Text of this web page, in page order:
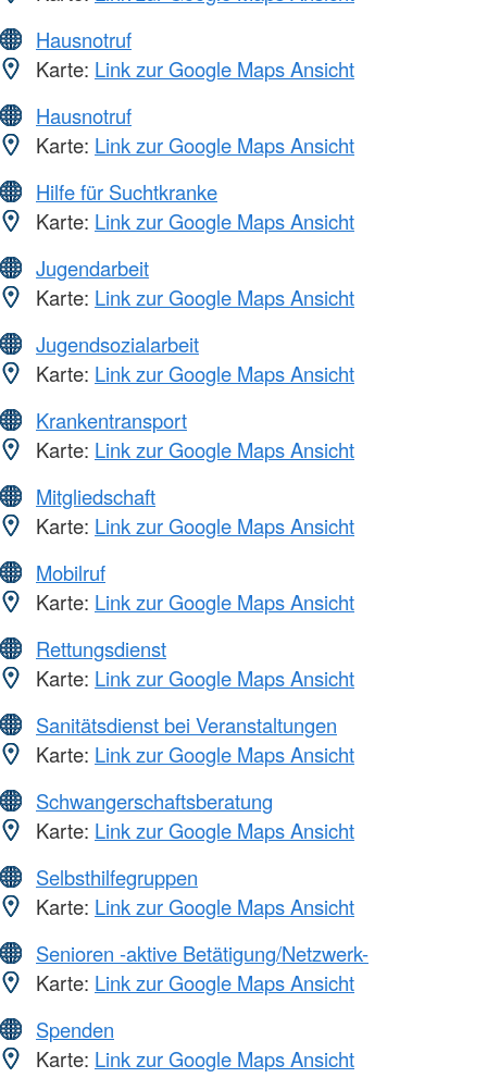
Hausnotruf
Karte: Link zur Google Maps Ansicht
Hausnotruf
Karte: Link zur Google Maps Ansicht
Hilfe für Suchtkranke
Karte: Link zur Google Maps Ansicht
Jugendarbeit
Karte: Link zur Google Maps Ansicht
Jugendsozialarbeit
Karte: Link zur Google Maps Ansicht
Krankentransport
Karte: Link zur Google Maps Ansicht
Mitgliedschaft
Karte: Link zur Google Maps Ansicht
Mobilruf
Karte: Link zur Google Maps Ansicht
Rettungsdienst
Karte: Link zur Google Maps Ansicht
Sanitätsdienst bei Veranstaltungen
Karte: Link zur Google Maps Ansicht
Schwangerschaftsberatung
Karte: Link zur Google Maps Ansicht
Selbsthilfegruppen
Karte: Link zur Google Maps Ansicht
Senioren -aktive Betätigung/Netzwerk-
Karte: Link zur Google Maps Ansicht
Spenden
Karte: Link zur Google Maps Ansicht